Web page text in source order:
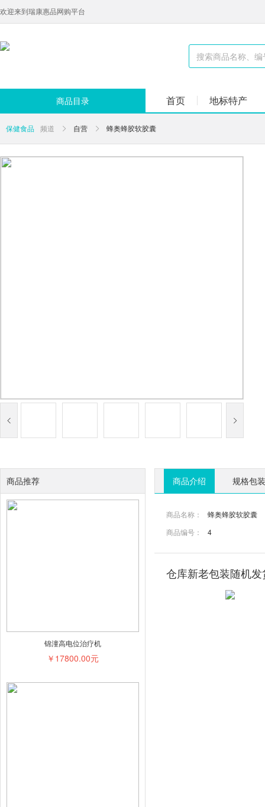
欢迎来到瑞康惠品网购平台
商品目录 首页 地标特产
保健食品 频道 自营 蜂奥蜂胶软胶囊
商品推荐
锦潼高电位治疗机
￥17800.00元
商品介绍 规格包装
商品名称：
蜂奥蜂胶软胶囊
商品编号：
4
仓库新老包装随机